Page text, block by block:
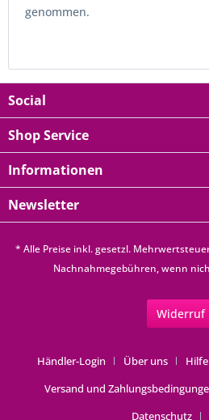
genommen.
Social
Shop Service
Informationen
Newsletter
* Alle Preise inkl. gesetzl.
Nachnahmegebühren, wenn
Widerruf
Händler-Login Über uns
Versand und
Datenschutz